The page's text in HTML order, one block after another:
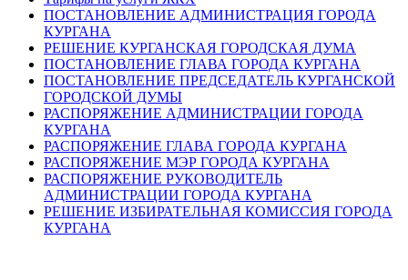
ПОСТАНОВЛЕНИЕ АДМИНИСТРАЦИЯ ГОРОДА
КУРГАНА
РЕШЕНИЕ КУРГАНСКАЯ ГОРОДСКАЯ ДУМА
ПОСТАНОВЛЕНИЕ ГЛАВА ГОРОДА КУРГАНА
ПОСТАНОВЛЕНИЕ ПРЕДСЕДАТЕЛЬ КУРГАНСКОЙ
ГОРОДСКОЙ ДУМЫ
РАСПОРЯЖЕНИЕ АДМИНИСТРАЦИИ ГОРОДА
КУРГАНА
РАСПОРЯЖЕНИЕ ГЛАВА ГОРОДА КУРГАНА
РАСПОРЯЖЕНИЕ МЭР ГОРОДА КУРГАНА
РАСПОРЯЖЕНИЕ РУКОВОДИТЕЛЬ
АДМИНИСТРАЦИИ ГОРОДА КУРГАНА
РЕШЕНИЕ ИЗБИРАТЕЛЬНАЯ КОМИССИЯ ГОРОДА
КУРГАНА